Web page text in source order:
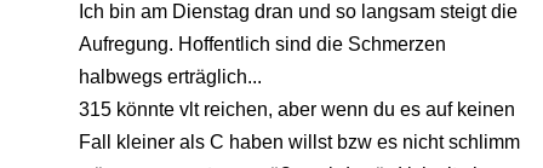
Ich bin am Dienstag dran und so langsam steigt die
Aufregung. Hoffentlich sind die Schmerzen
halbwegs erträglich...
315 könnte vlt reichen, aber wenn du es auf keinen
Fall kleiner als C haben willst bzw es nicht schlimm